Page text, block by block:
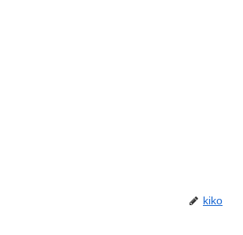
kiko